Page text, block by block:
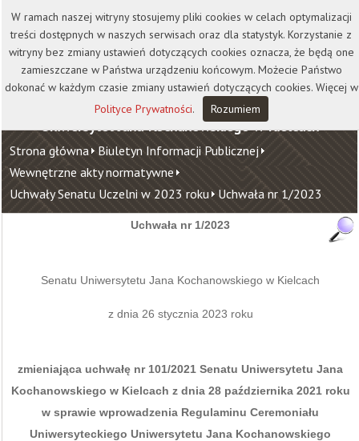
Kontakt Biblioteka
Wydawnictwo
Wirtualna Uczelnia
Uniwersytet Jana Kochanowskiego w Kielcach
Strona główna Biuletyn Informacji Publicznej
Wewnętrzne akty normatywne
Uchwały Senatu Uczelni w 2023 roku Uchwała nr 1/2023
Uchwała nr 1/2023
Senatu Uniwersytetu Jana Kochanowskiego w Kielcach
z dnia 26 stycznia 2023 roku
zmieniająca uchwałę nr 101/2021 Senatu Uniwersytetu Jana
Kochanowskiego w Kielcach z dnia 28 października 2021 roku
w sprawie wprowadzenia Regulaminu Ceremoniału
Uniwersyteckiego Uniwersytetu Jana Kochanowskiego
W ramach naszej witryny stosujemy pliki cookies w celach optymalizacji
treści dostępnych w naszych serwisach oraz dla statystyk. Korzystanie z
witryny bez zmiany ustawień dotyczących cookies oznacza, że będą one
zamieszczane w Państwa urządzeniu końcowym. Możecie Państwo
dokonać w każdym czasie zmiany ustawień dotyczących cookies. Więcej w
Polityce Prywatności. Rozumiem